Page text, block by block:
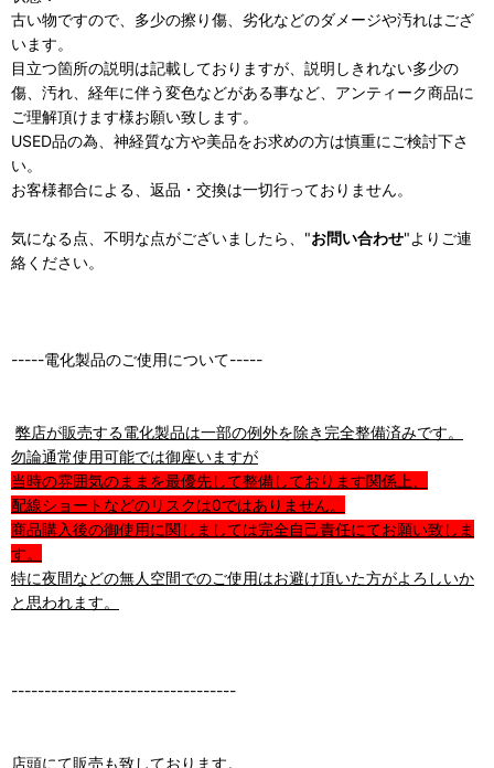
古い物ですので、多少の擦り傷、劣化などのダメージや汚れはござ
います。
目立つ箇所の説明は記載しておりますが、説明しきれない多少の
傷、汚れ、経年に伴う変色などがある事など、アンティーク商品に
ご理解頂けます様お願い致します。
USED品の為、神経質な方や美品をお求めの方は慎重にご検討下さ
い。
お客様都合による、返品・交換は一切行っておりません。
気になる点、不明な点がございましたら、"お問い合わせ"よりご連
絡ください。
-----電化製品のご使用について-----
弊店が販売する電化製品は一部の例外を除き完全整備済みです。
勿論通常使用可能では御座いますが
当時の雰囲気のままを最優先して整備しております関係上、
配線ショートなどのリスクは0ではありません。
商品購入後の御使用に関しましては完全自己責任にてお願い致しま
す。
特に夜間などの無人空間でのご使用はお避け頂いた方がよろしいか
と思われます。
----------------------------------
店頭にて販売も致しております。